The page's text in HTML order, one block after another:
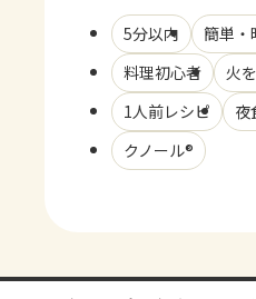
5分以内 簡単・
料理初心者
火
1人前レシピ
夜
クノール®